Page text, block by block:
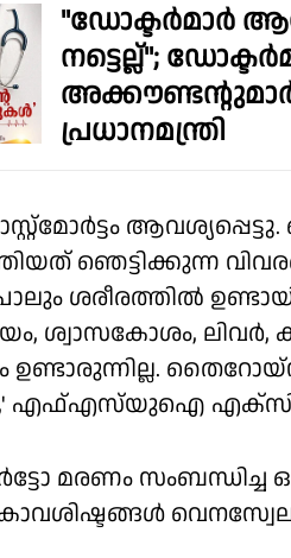
"ഡോക്ടർമാർ
നട്ടെല്ല്";
പ്രധാനമന്ത്രി
ഞെട്ടിക്കുന്ന
ശരീരത്തില്‍
ശ്വാസകോശം, ലിവര്‍,
എഫ്എസ്‌യുഐ എക്‌സില്‍
മരണം